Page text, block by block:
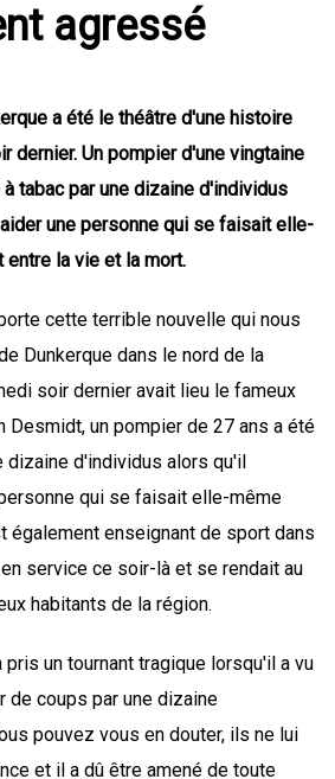
agressé
a été le théâtre d'une histoire
dernier. Un pompier d'une vingtaine
tabac par une dizaine d'individus
une personne qui se faisait elle-
la vie et la mort.
cette terrible nouvelle qui nous
Dunkerque dans le nord de la
soir dernier avait lieu le fameux
Desmidt, un pompier de 27 ans a été
dizaine d'individus alors qu'il
qui se faisait elle-même
également enseignant de sport dans
service ce soir-là et se rendait au
habitants de la région.
un tournant tragique lorsqu'il a vu
de coups par une dizaine
pouvez vous en douter, ils ne lui
et il a dû être amené de toute